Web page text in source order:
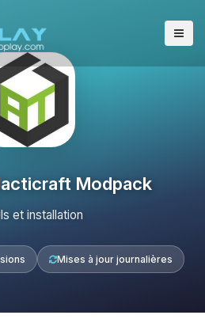
Modpack
et installation
Mises à jour journalières